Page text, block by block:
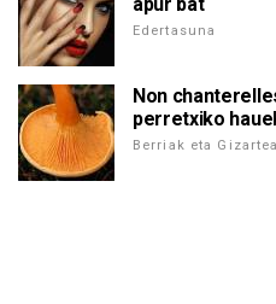
apur bat
Edertasuna
Non
perretxiko
Berriak eta Gizartea